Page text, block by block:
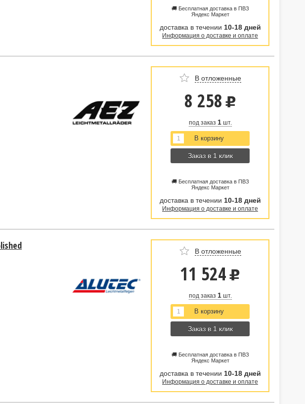
🚚 Бесплатная доставка в ПВЗ
Яндекс Маркет
доставка в течении 10-18 дней
Информация о доставке и оплате
В отложенные
8 258 u
под заказ 1шт.
Заказ в 1 клик
🚚 Бесплатная доставка в ПВЗ
Яндекс Маркет
доставка в течении 10-18 дней
Информация о доставке и оплате
В отложенные
11 524 u
под заказ 1шт.
Заказ в 1 клик
🚚 Бесплатная доставка в ПВЗ
Яндекс Маркет
доставка в течении 10-18 дней
Информация о доставке и оплате